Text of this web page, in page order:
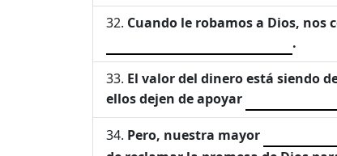
Cuando le robamos a Dios,
.
El valor del dinero está siendo
ellos dejen de apoyar
Pero, nuestra mayor